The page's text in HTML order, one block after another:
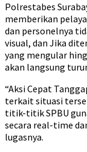
Polrestabes
memberikan
dan personelnya
visual, dan Jika
yang mengular
akan langsung
“Aksi Cepat
terkait situasi
titik-titik SPBU
secara real-time
lugasnya.